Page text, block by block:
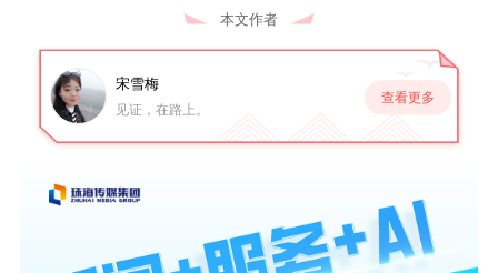
本文作者
宋雪梅
见证，在路上。
查看更多